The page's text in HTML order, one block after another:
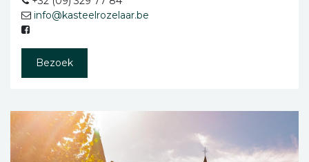
info@kasteelrozelaar.be
Bezoek